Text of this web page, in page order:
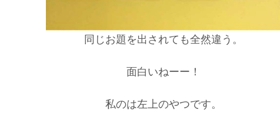
同じお題を出されても全然違う。
面白いねーー！
私のは左上のやつです。